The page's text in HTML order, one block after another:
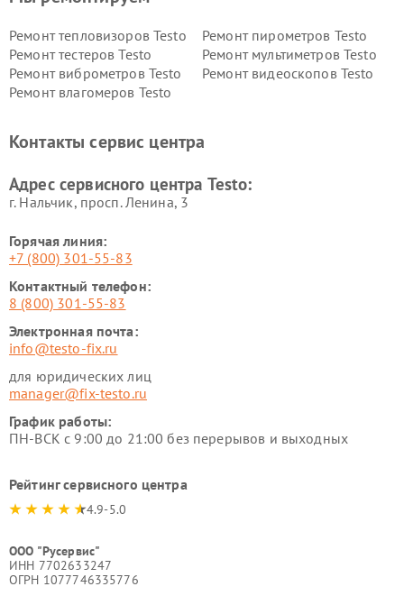
Ремонт тепловизоров Testo
Ремонт пирометров Testo
Ремонт тестеров Testo
Ремонт мультиметров Testo
Ремонт виброметров Testo
Ремонт видеоскопов Testo
Ремонт влагомеров Testo
Контакты сервис центра
Адрес сервисного центра Testo:
г. Нальчик, просп. Ленина, 3
Горячая линия:
+7 (800) 301-55-83
Контактный телефон:
8 (800) 301-55-83
Электронная почта:
info@testo-fix.ru
для юридических лиц
manager@fix-testo.ru
График работы:
ПН-ВСК с 9:00 до 21:00 без перерывов и выходных
Рейтинг сервисного центра
4.9-5.0
ООО "Русервис"
ИНН 7702633247
ОГРН 1077746335776